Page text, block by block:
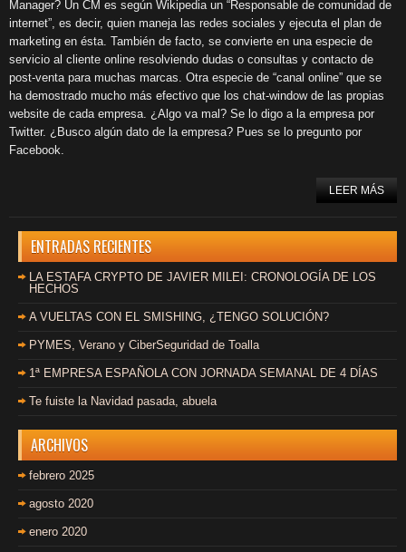
Manager? Un CM es según Wikipedia un “Responsable de comunidad de
internet”, es decir, quien maneja las redes sociales y ejecuta el plan de
marketing en ésta. También de facto, se convierte en una especie de
servicio al cliente online resolviendo dudas o consultas y contacto de
post-venta para muchas marcas. Otra especie de “canal online” que se
ha demostrado mucho más efectivo que los chat-window de las propias
website de cada empresa. ¿Algo va mal? Se lo digo a la empresa por
Twitter. ¿Busco algún dato de la empresa? Pues se lo pregunto por
Facebook.
LEER MÁS
ENTRADAS RECIENTES
LA ESTAFA CRYPTO DE JAVIER MILEI: CRONOLOGÍA DE LOS
HECHOS
A VUELTAS CON EL SMISHING, ¿TENGO SOLUCIÓN?
PYMES, Verano y CiberSeguridad de Toalla
1ª EMPRESA ESPAÑOLA CON JORNADA SEMANAL DE 4 DÍAS
Te fuiste la Navidad pasada, abuela
ARCHIVOS
febrero 2025
agosto 2020
enero 2020